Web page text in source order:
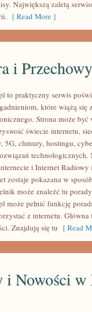
Największą zaletą
[ Read More ]
i
to praktyczny serwis
które wiążą się
Strona może
świecie internetu,
5G, chmury, hostingu,
technologicznych.
i Internet
zostaje pokazana w
może znaleźć tu
może pełnić funkcję
z internetu.
Znajdują się tu [ Read
i Nowości w